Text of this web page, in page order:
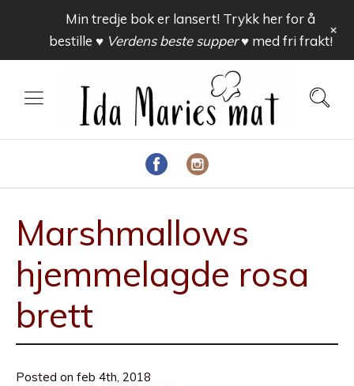
Marshmallows
hjemmelagde rosa
brett
Posted on feb 4th, 2018
Min tredje bok er lansert! Trykk her for å
bestille ♥ Verdens beste supper ♥med fri frakt!
+